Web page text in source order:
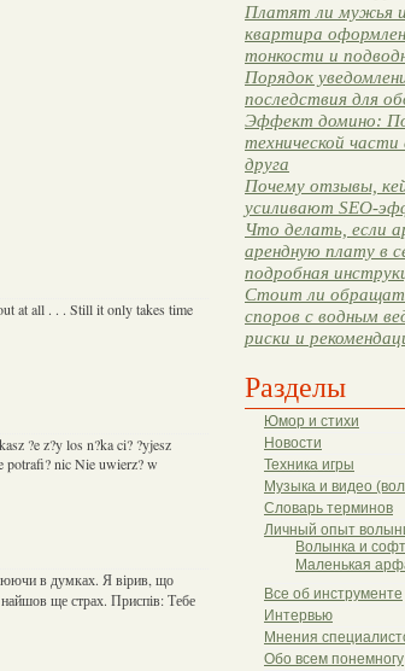
Платят ли мужья
квартира
тонкости и
Порядок
последствия для
Эффект домино:
технической
друга
Почему отзывы,
усиливают SEO-
Что делать, если
арендную плату в
подробная
Стоит ли
споров с водным
риски и
Разделы
Юмор и стихи
Новости
Техника игры
Музыка и видео
Словарь терминов
Личный опыт
Волынка и софт
Маленькая
Все об инструменте
Интервью
Мнения
Обо всем понемногу
at all . . . Still it only takes time
?e z?y los n?ka ci? ?yjesz
potrafi? nic Nie uwierz? w
в думках. Я вірив, що
ще страх. Приспів: Тебе